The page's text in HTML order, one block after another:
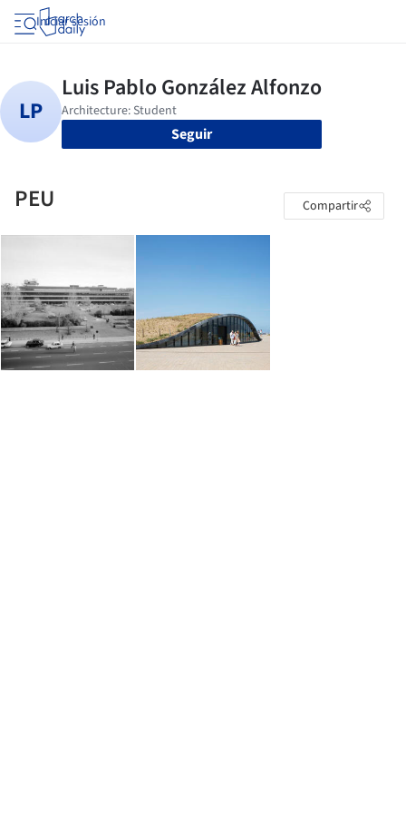
Iniciar sesión
Seguir
PEU Compartir